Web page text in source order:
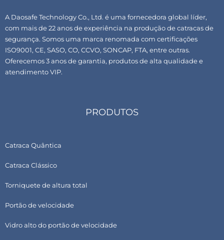
A Daosafe Technology Co., Ltd. é uma fornecedora global líder,
com mais de 22 anos de experiência na produção de catracas de
segurança. Somos uma marca renomada com certificações
ISO9001, CE, SASO, CO, CCVO, SONCAP, FTA, entre outras.
Oferecemos 3 anos de garantia, produtos de alta qualidade e
atendimento VIP.
PRODUTOS
Catraca Quântica
Catraca Clássico
Torniquete de altura total
Portão de velocidade
Vidro alto do portão de velocidade